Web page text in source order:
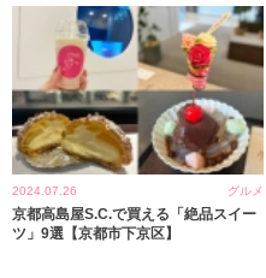
2024.07.26 グルメ
京都高島屋S.C.で買える「絶品スイー
ツ」9選【京都市下京区】